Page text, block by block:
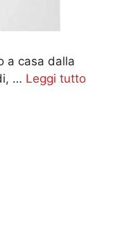
a casa dalla
… Leggi tutto